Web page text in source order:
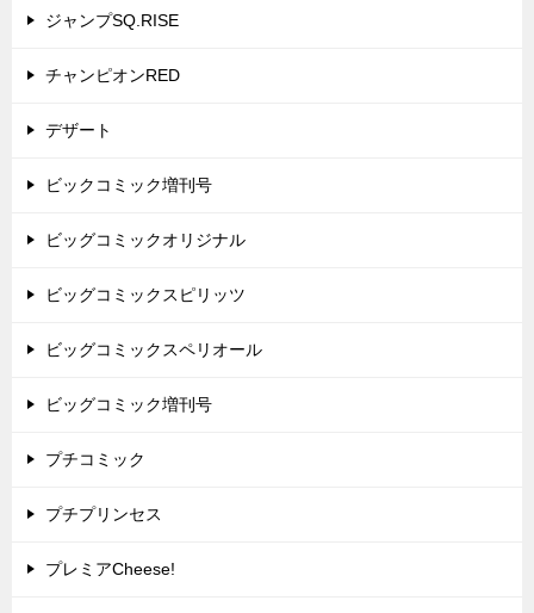
ジャンプSQ.RISE
チャンピオンRED
デザート
ビックコミック増刊号
ビッグコミックオリジナル
ビッグコミックスピリッツ
ビッグコミックスペリオール
ビッグコミック増刊号
プチコミック
プチプリンセス
プレミアCheese!